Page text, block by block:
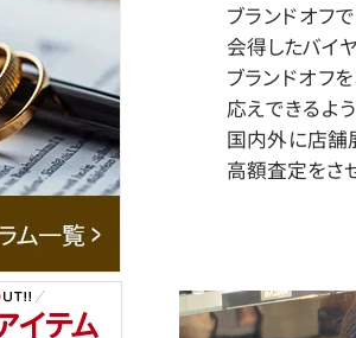
ブランドオフ
会得したバイ
ブランドオフ
応えできるよ
国内外に店舗
高額査定をさ